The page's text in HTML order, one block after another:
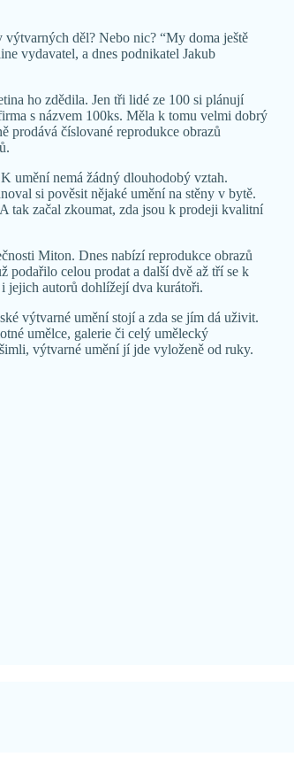
děl? Nebo nic? “My doma ještě
vydavatel, a dnes podnikatel Jakub
ho zdědila. Jen tři lidé ze 100 si plánují
s názvem 100ks. Měla k tomu velmi dobrý
prodává číslované reprodukce obrazů
umění nemá žádný dlouhodobý vztah.
si pověsit nějaké umění na stěny v bytě.
tak začal zkoumat, zda jsou k prodeji kvalitní
Miton. Dnes nabízí reprodukce obrazů
podařilo celou prodat a další dvě až tří se k
jejich autorů dohlížejí dva kurátoři.
výtvarné umění stojí a zda se jím dá uživit.
umělce, galerie či celý umělecký
výtvarné umění jí jde vyloženě od ruky.